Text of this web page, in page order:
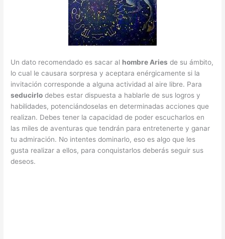
Un dato recomendado es sacar al hombre Aries de su ámbito,
lo cual le causara sorpresa y aceptara enérgicamente si la
invitación corresponde a alguna actividad al aire libre. Para
seducirlo debes estar dispuesta a hablarle de sus logros y
habilidades, potenciándoselas en determinadas acciones que
realizan. Debes tener la capacidad de poder escucharlos en
las miles de aventuras que tendrán para entretenerte y ganar
tu admiración. No intentes dominarlo, eso es algo que les
gusta realizar a ellos, para conquistarlos deberás seguir sus
deseos.